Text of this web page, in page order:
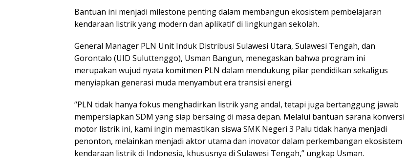
Bantuan ini menjadi milestone penting dalam membangun ekosistem pembelajaran
kendaraan listrik yang modern dan aplikatif di lingkungan sekolah.
General Manager PLN Unit Induk Distribusi Sulawesi Utara, Sulawesi Tengah, dan
Gorontalo (UID Suluttenggo), Usman Bangun, menegaskan bahwa program ini
merupakan wujud nyata komitmen PLN dalam mendukung pilar pendidikan sekaligus
menyiapkan generasi muda menyambut era transisi energi.
“PLN tidak hanya fokus menghadirkan listrik yang andal, tetapi juga bertanggung jawab
mempersiapkan SDM yang siap bersaing di masa depan. Melalui bantuan sarana konversi
motor listrik ini, kami ingin memastikan siswa SMK Negeri 3 Palu tidak hanya menjadi
penonton, melainkan menjadi aktor utama dan inovator dalam perkembangan ekosistem
kendaraan listrik di Indonesia, khususnya di Sulawesi Tengah,” ungkap Usman.